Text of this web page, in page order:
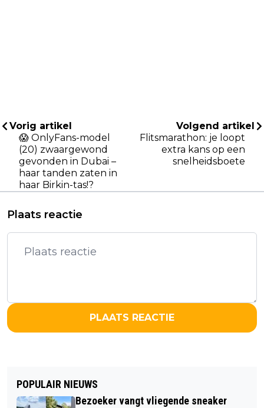
Vorig artikel
😱 OnlyFans-model
(20) zwaargewond
gevonden in Dubai –
haar tanden zaten in
haar Birkin-tas!?
Volgend artikel
Flitsmarathon: je loopt
extra kans op een
snelheidsboete
Plaats reactie
PLAATS REACTIE
POPULAIR NIEUWS
Bezoeker vangt vliegende sneaker